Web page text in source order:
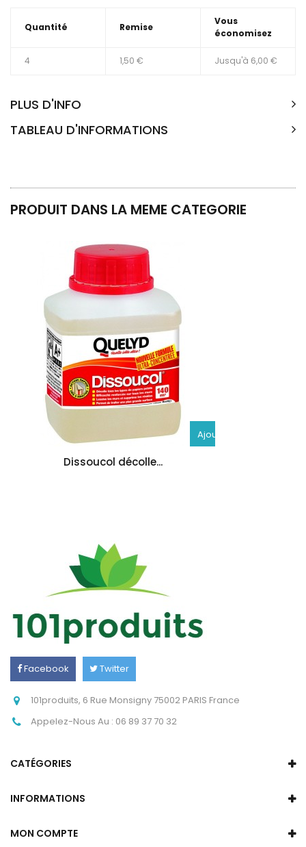
Quantité Remise
Vous
économisez
4 1,50 € Jusqu'à 6,00 €
PLUS D'INFO
TABLEAU D'INFORMATIONS
PRODUIT DANS LA MEME CATEGORIE
Ajouter
Dissoucol décolle...
Facebook Twitter
101produits, 6 Rue Monsigny 75002 PARIS France
Appelez-Nous Au : 06 89 37 70 32
CATÉGORIES
INFORMATIONS
MON COMPTE